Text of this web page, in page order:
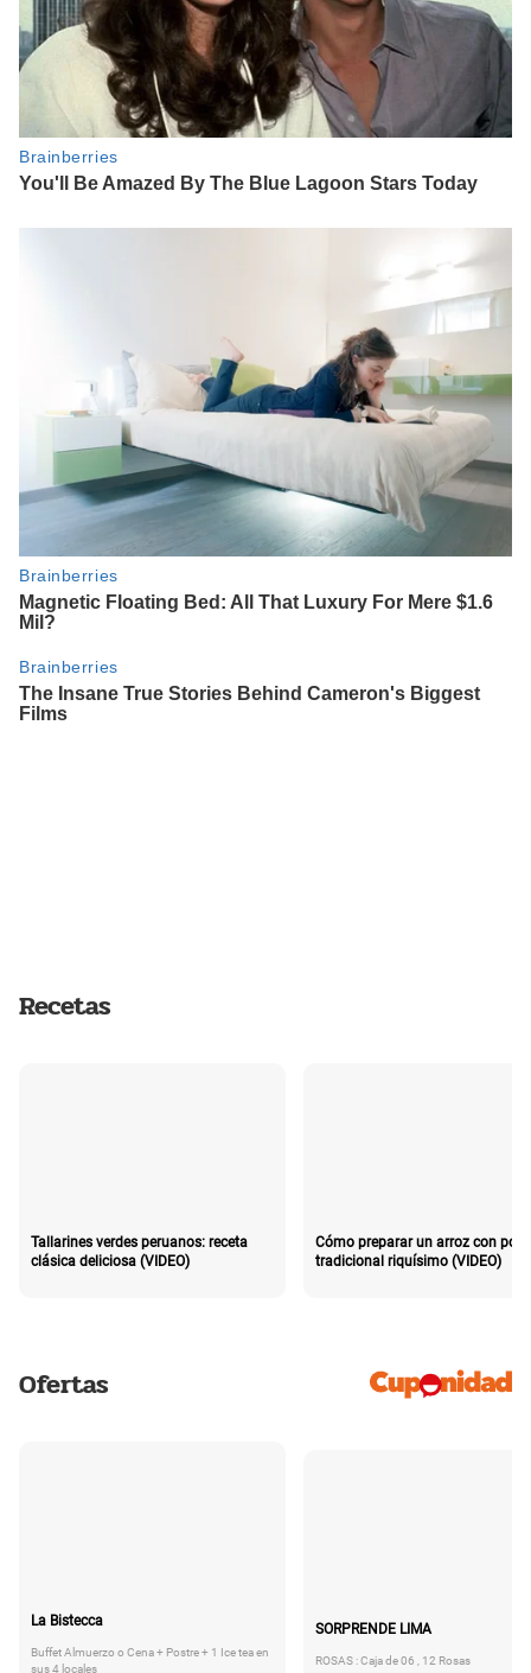
Recetas
clásica deliciosa (VIDEO)
Cómo preparar un arroz con pollo
tradicional riquísimo (VIDEO)
Ofertas
La Bistecca
Buffet Almuerzo o Cena + Postre + 1 Ice tea en
sus 4 locales
SORPRENDE LIMA
ROSAS : Caja de 06 , 12 Rosas